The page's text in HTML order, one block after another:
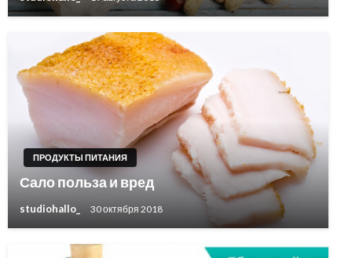
ПРОДУКТЫ ПИТАНИЯ
Сало польза и вред
studiohallo_ 30 октября 2018